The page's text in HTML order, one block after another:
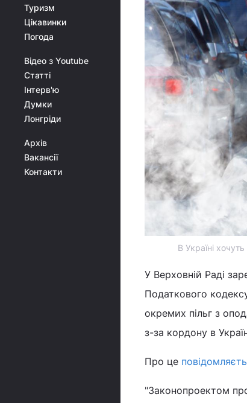
Туризм
Цікавинки
Погода
Відео з Youtube
Статті
Інтерв'ю
Думки
Лонгріди
Архів
Вакансії
Контакти
В Україні
У Верховній Раді
Податкового
окремих пільг з
з-за кордону в
Про це
"Законопроектом